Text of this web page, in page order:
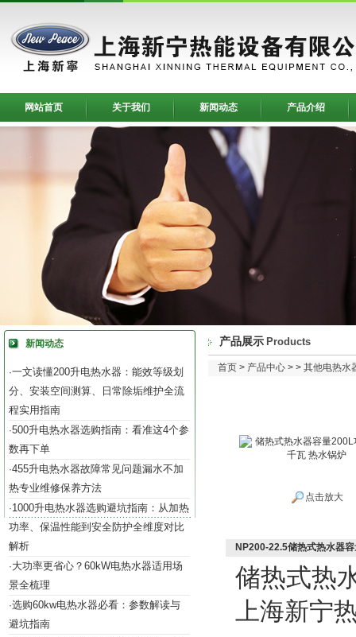
网站首页 关于我们 新闻动态 产品介绍
新闻动态
·一文读懂200升电热水器：能效等级划
分、安装空间测算、日常除垢维护全流
程实用指南
·500升电热水器选购指南：看准这4个参
数再下单
·455升电热水器故障常见问题漏水不加
热专业维修保养方法
·1000升电热水器选购避坑指南：从加热
功率、保温性能到安全防护全维度对比
解析
·大功率更省心？60kW电热水器适用场
景全梳理
·选购60kw电热水器必看：参数解读与
避坑指南
产品展示 Products
首页 > 产品中心 > > 其他电热水
点击放大
NP200-22.5储热式热水器
储热式热
上海新宁